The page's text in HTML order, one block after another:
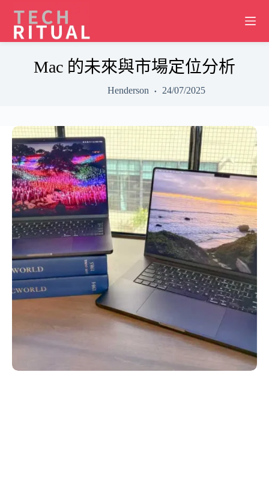
content
Mac 的未來與市場定位分析
Henderson 24/07/2025